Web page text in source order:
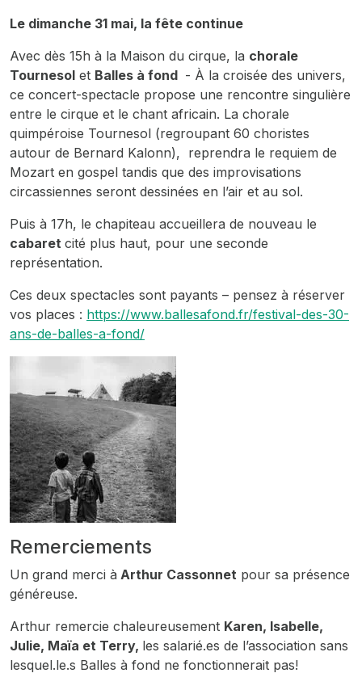
Le dimanche 31 mai, la fête continue
Avec dès 15h à la Maison du cirque, la chorale
Tournesol et Balles à fond - À la croisée des univers,
ce concert-spectacle propose une rencontre singulière
entre le cirque et le chant africain. La chorale
quimpéroise Tournesol (regroupant 60 choristes
autour de Bernard Kalonn), reprendra le requiem de
Mozart en gospel tandis que des improvisations
circassiennes seront dessinées en l’air et au sol.
Puis à 17h, le chapiteau accueillera de nouveau le
cabaret cité plus haut, pour une seconde
représentation.
Ces deux spectacles sont payants – pensez à réserver
vos places : https://www.ballesafond.fr/festival-des-30-
ans-de-balles-a-fond/
Remerciements
Un grand merci à Arthur Cassonnet pour sa présence
généreuse.
Arthur remercie chaleureusement Karen, Isabelle,
Julie, Maïa et Terry, les salarié.es de l’association sans
lesquel.le.s Balles à fond ne fonctionnerait pas!